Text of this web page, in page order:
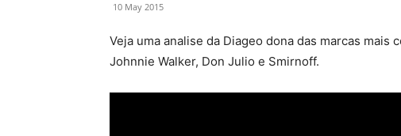
10 May 2015
Veja uma analise da Diageo dona das marcas mais
Johnnie Walker, Don Julio e Smirnoff.